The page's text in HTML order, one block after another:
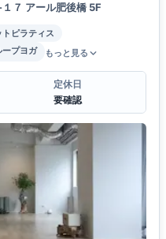
７ アール肥後橋 5F
トピラティス
ープヨガ もっと見る
定休日
要確認